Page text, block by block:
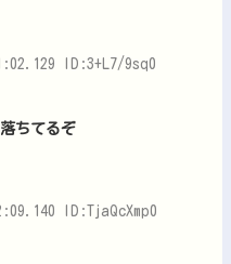
ID:3+L7/9sq0
ちてるぞ
ID:TjaQcXmp0